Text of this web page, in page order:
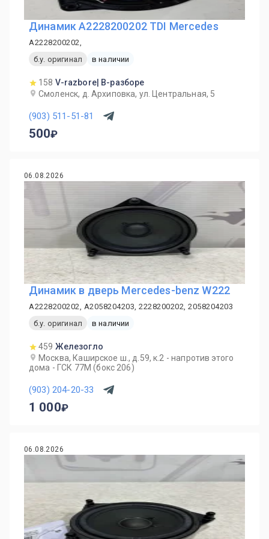
Динамик A2228200202 TDI Mercedes
A2228200202,
б.у. оригинал
в наличии
158 V-razbore| В-разборе
Смоленск, д. Архиповка, ул. Центральная, 5
(903) 511-51-81
500
06.08.2026
Динамик в дверь Mercedes-benz W222
A2228200202, A2058204203, 2228200202, 2058204203
б.у. оригинал
в наличии
459 Железогло
Москва, Каширское ш., д.59, к.2 - напротив этого
дома - ГСК 77М (бокс 206)
(903) 204-20-33
1 000
06.08.2026